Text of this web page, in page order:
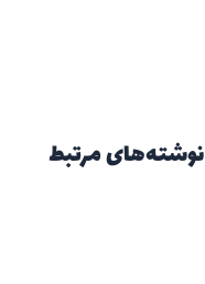
نوشته‌های مرتبط